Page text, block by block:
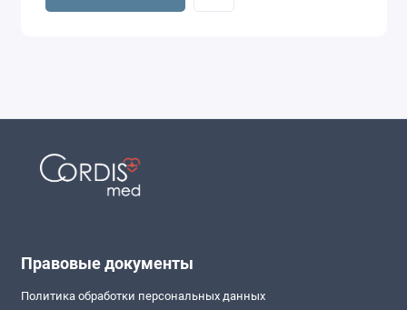
Правовые документы
Политика обработки персональных данных